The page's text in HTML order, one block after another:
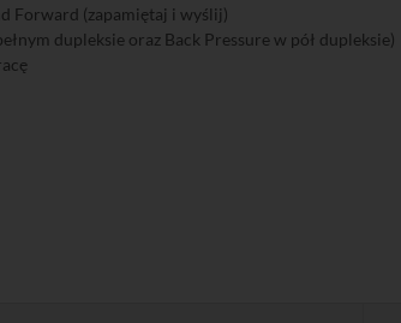
Forward (zapamiętaj i wyślij)
dupleksie oraz Back Pressure w pół dupleksie)